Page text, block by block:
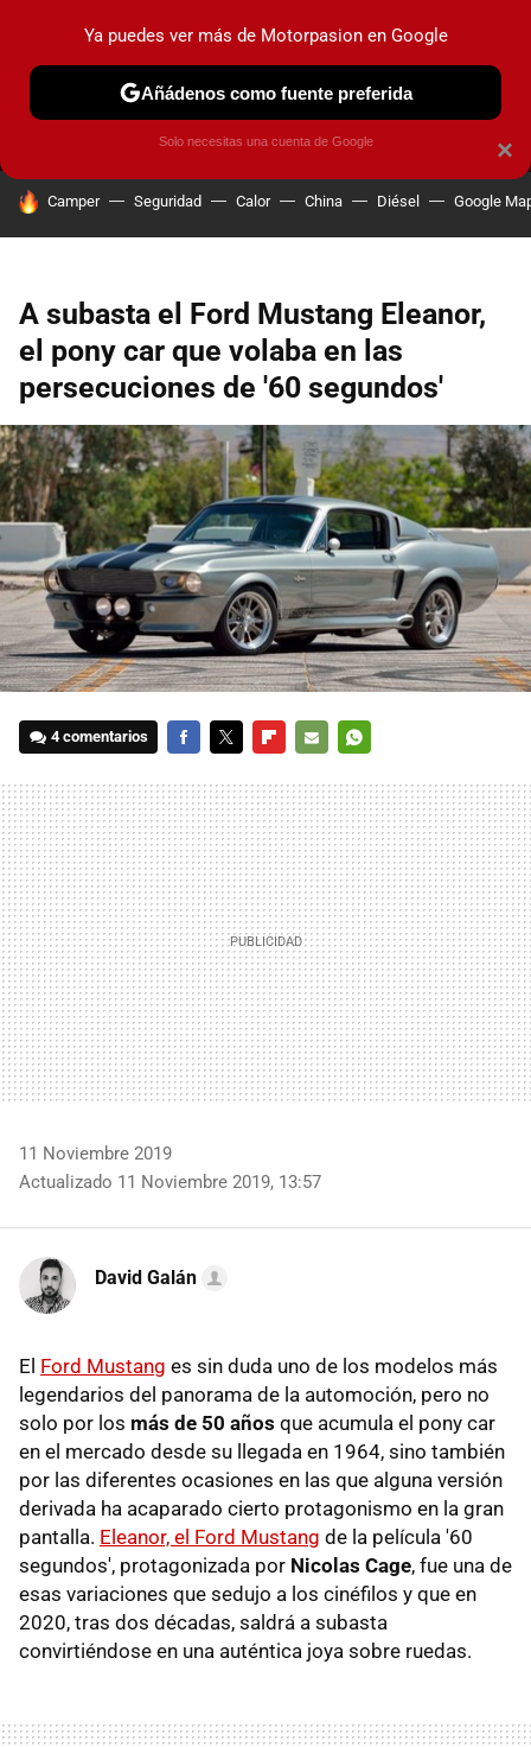
MENÚ NUEVO
COCHES ELÉCTRICOS OBSERVATORIO
HOY SE HABLA DE
Camper Seguridad Calor China Diésel Google
A subasta el Ford Mustang Eleanor,
el pony car que volaba en las
persecuciones de '60 segundos'
4 comentarios
MAIL
11 Noviembre 2019
Actualizado 11 Noviembre 2019, 13:57
David Galán
El Ford Mustang es sin duda uno de los modelos más
legendarios del panorama de la automoción, pero no
solo por los más de 50 años que acumula el pony car
en el mercado desde su llegada en 1964, sino también
por las diferentes ocasiones en las que alguna versión
derivada ha acaparado cierto protagonismo en la gran
pantalla. Eleanor, el Ford Mustang de la película '60
segundos', protagonizada por Nicolas Cage, fue una de
esas variaciones que sedujo a los cinéfilos y que en
2020, tras dos décadas, saldrá a subasta
convirtiéndose en una auténtica joya sobre ruedas.
×
Ya puedes ver más de Motorpasion en Google
Añádenos como fuente preferida
Solo necesitas una cuenta de Google